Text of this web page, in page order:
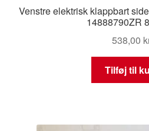
Venstre elektrisk klappbart
14888790ZR
538,00
Tilføj til